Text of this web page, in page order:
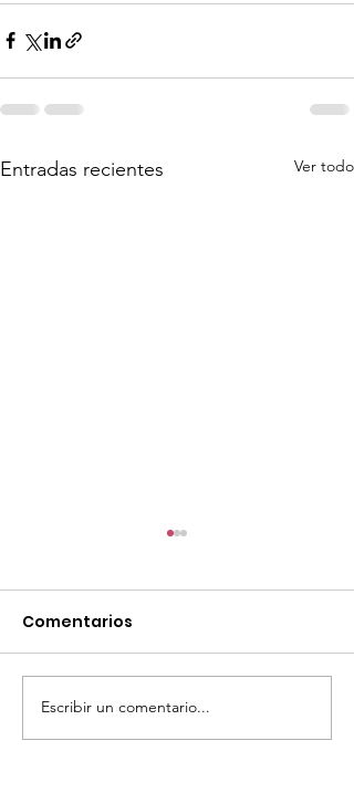
Entradas recientes Ver todo
TourTravelynByFraveo
participó en la
Comentarios
Escribir un comentario...